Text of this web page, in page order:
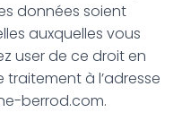
données soient
auxquelles vous
user de ce droit en
à l’adresse
berrod.com.